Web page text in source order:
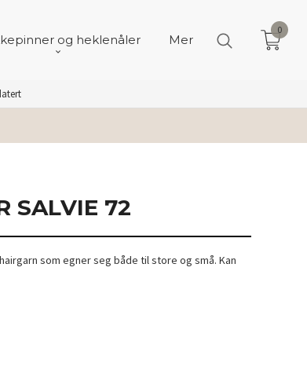
og heklenåler Mer
0
SALVIE 72
som egner seg både til store og små. Kan